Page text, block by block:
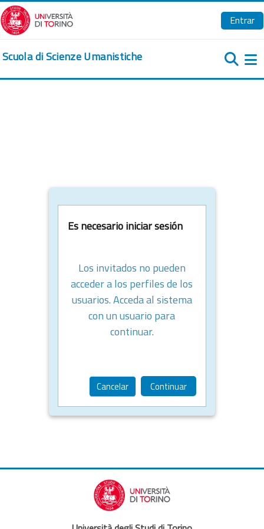
Salta al contenido principal
Entrar
Scuola di Scienze Umanistiche
Es necesario iniciar sesión
Los invitados no pueden
acceder a los perfiles de los
usuarios. Acceda al sistema
con un usuario para
continuar.
Cancelar Continuar